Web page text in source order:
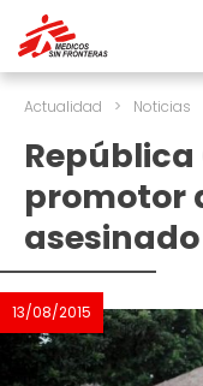
Actualidad > Noticias
promotor
13/08/2015